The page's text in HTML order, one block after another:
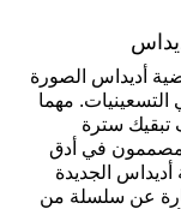
أديداس الصورة
مهما
تبقيك سترة
في أدق
الجديدة
عن سلسلة من